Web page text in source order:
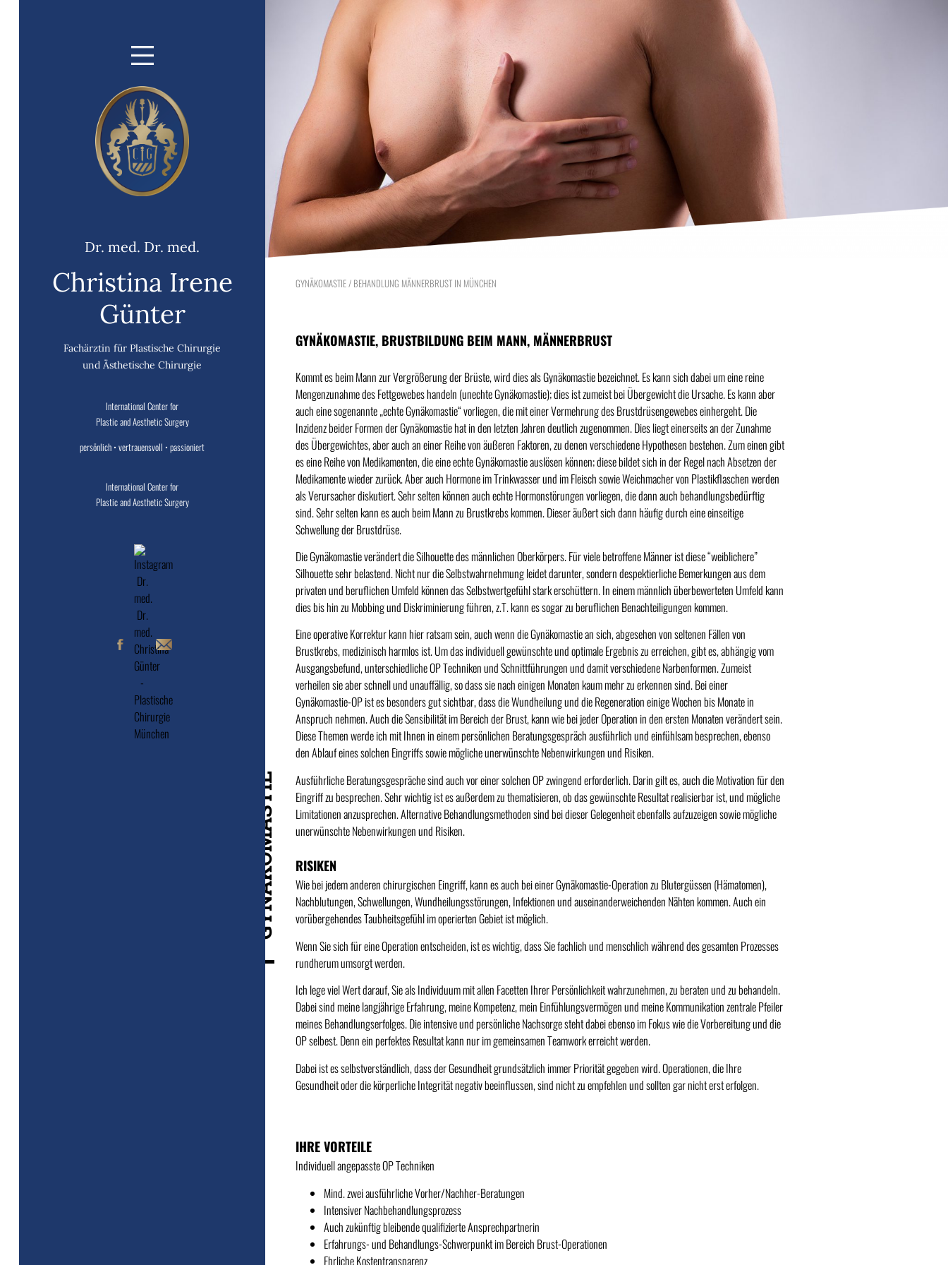
Dr. med. Dr. med.
Christina Irene
Günter
Fachärztin für Plastische Chirurgie
und Ästhetische Chirurgie
International Center for
Plastic and Aesthetic Surgery
persönlich • vertrauensvoll • passioniert
International Center for
Plastic and Aesthetic Surgery
GYNÄKOMASTIE
GYNÄKOMASTIE / BEHANDLUNG MÄNNERBRUST IN MÜNCHEN
GYNÄKOMASTIE, BRUSTBILDUNG BEIM MANN, MÄNNERBRUST
Kommt es beim Mann zur Vergrößerung der Brüste, wird dies als Gynäkomastie bezeichnet. Es kann sich dabei um eine reine
Mengenzunahme des Fettgewebes handeln (unechte Gynäkomastie); dies ist zumeist bei Übergewicht die Ursache. Es kann aber
auch eine sogenannte „echte Gynäkomastie“ vorliegen, die mit einer Vermehrung des Brustdrüsengewebes einhergeht. Die
Inzidenz beider Formen der Gynäkomastie hat in den letzten Jahren deutlich zugenommen. Dies liegt einerseits an der Zunahme
des Übergewichtes, aber auch an einer Reihe von äußeren Faktoren, zu denen verschiedene Hypothesen bestehen. Zum einen gibt
es eine Reihe von Medikamenten, die eine echte Gynäkomastie auslösen können; diese bildet sich in der Regel nach Absetzen der
Medikamente wieder zurück. Aber auch Hormone im Trinkwasser und im Fleisch sowie Weichmacher von Plastikflaschen werden
als Verursacher diskutiert. Sehr selten können auch echte Hormonstörungen vorliegen, die dann auch behandlungsbedürftig
sind. Sehr selten kann es auch beim Mann zu Brustkrebs kommen. Dieser äußert sich dann häufig durch eine einseitige
Schwellung der Brustdrüse.
Die Gynäkomastie verändert die Silhouette des männlichen Oberkörpers. Für viele betroffene Männer ist diese “weiblichere”
Silhouette sehr belastend. Nicht nur die Selbstwahrnehmung leidet darunter, sondern despektierliche Bemerkungen aus dem
privaten und beruflichen Umfeld können das Selbstwertgefühl stark erschüttern. In einem männlich überbewerteten Umfeld kann
dies bis hin zu Mobbing und Diskriminierung führen, z.T. kann es sogar zu beruflichen Benachteiligungen kommen.
Eine operative Korrektur kann hier ratsam sein, auch wenn die Gynäkomastie an sich, abgesehen von seltenen Fällen von
Brustkrebs, medizinisch harmlos ist. Um das individuell gewünschte und optimale Ergebnis zu erreichen, gibt es, abhängig vom
Ausgangsbefund, unterschiedliche OP Techniken und Schnittführungen und damit verschiedene Narbenformen. Zumeist
verheilen sie aber schnell und unauffällig, so dass sie nach einigen Monaten kaum mehr zu erkennen sind. Bei einer
Gynäkomastie-OP ist es besonders gut sichtbar, dass die Wundheilung und die Regeneration einige Wochen bis Monate in
Anspruch nehmen. Auch die Sensibilität im Bereich der Brust, kann wie bei jeder Operation in den ersten Monaten verändert sein.
Diese Themen werde ich mit Ihnen in einem persönlichen Beratungsgespräch ausführlich und einfühlsam besprechen, ebenso
den Ablauf eines solchen Eingriffs sowie mögliche unerwünschte Nebenwirkungen und Risiken.
Ausführliche Beratungsgespräche sind auch vor einer solchen OP zwingend erforderlich. Darin gilt es, auch die Motivation für den
Eingriff zu besprechen. Sehr wichtig ist es außerdem zu thematisieren, ob das gewünschte Resultat realisierbar ist, und mögliche
Limitationen anzusprechen. Alternative Behandlungsmethoden sind bei dieser Gelegenheit ebenfalls aufzuzeigen sowie mögliche
unerwünschte Nebenwirkungen und Risiken.
RISIKEN
Wie bei jedem anderen chirurgischen Eingriff, kann es auch bei einer Gynäkomastie-Operation zu Blutergüssen (Hämatomen),
Nachblutungen, Schwellungen, Wundheilungsstörungen, Infektionen und auseinanderweichenden Nähten kommen. Auch ein
vorübergehendes Taubheitsgefühl im operierten Gebiet ist möglich.
Wenn Sie sich für eine Operation entscheiden, ist es wichtig, dass Sie fachlich und menschlich während des gesamten Prozesses
rundherum umsorgt werden.
Ich lege viel Wert darauf, Sie als Individuum mit allen Facetten Ihrer Persönlichkeit wahrzunehmen, zu beraten und zu behandeln.
Dabei sind meine langjährige Erfahrung, meine Kompetenz, mein Einfühlungsvermögen und meine Kommunikation zentrale Pfeiler
meines Behandlungserfolges. Die intensive und persönliche Nachsorge steht dabei ebenso im Fokus wie die Vorbereitung und die
OP selbest. Denn ein perfektes Resultat kann nur im gemeinsamen Teamwork erreicht werden.
Dabei ist es selbstverständlich, dass der Gesundheit grundsätzlich immer Priorität gegeben wird. Operationen, die Ihre
Gesundheit oder die körperliche Integrität negativ beeinflussen, sind nicht zu empfehlen und sollten gar nicht erst erfolgen.
IHRE VORTEILE
Individuell angepasste OP Techniken
Mind. zwei ausführliche Vorher/Nachher-Beratungen
Intensiver Nachbehandlungsprozess
Auch zukünftig bleibende qualifizierte Ansprechpartnerin
Erfahrungs- und Behandlungs-Schwerpunkt im Bereich Brust-Operationen
Ehrliche Kostentransparenz